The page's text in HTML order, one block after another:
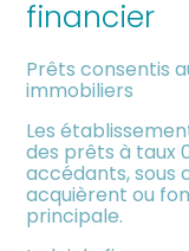
financier
Prêts consentis
immobiliers
Les
des prêts à taux
accédants, sous
acquièrent ou
principale.